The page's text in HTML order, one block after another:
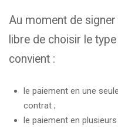
Au moment de
libre de choisir le
convient :
le paiement en une
contrat ;
le paiement en